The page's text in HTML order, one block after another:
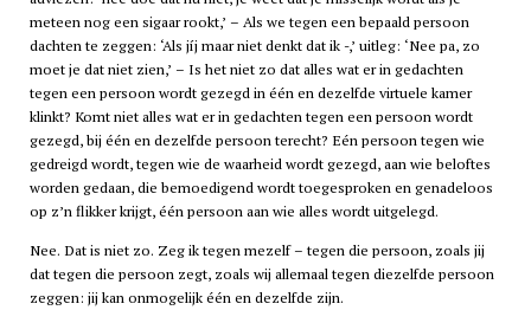
meteen nog een sigaar rookt,’ – Als we tegen een bepaald persoon
dachten te zeggen: ‘Als jíj maar niet denkt dat ik -,’ uitleg: ‘Nee pa, zo
moet je dat niet zien,’ – Is het niet zo dat alles wat er in gedachten
tegen een persoon wordt gezegd in één en dezelfde virtuele kamer
klinkt? Komt niet alles wat er in gedachten tegen een persoon wordt
gezegd, bij één en dezelfde persoon terecht? Eén persoon tegen wie
gedreigd wordt, tegen wie de waarheid wordt gezegd, aan wie beloftes
worden gedaan, die bemoedigend wordt toegesproken en genadeloos
op z’n flikker krijgt, één persoon aan wie alles wordt uitgelegd.
Nee. Dat is niet zo. Zeg ik tegen mezelf – tegen die persoon, zoals jij
dat tegen die persoon zegt, zoals wij allemaal tegen diezelfde persoon
zeggen: jij kan onmogelijk één en dezelfde zijn.